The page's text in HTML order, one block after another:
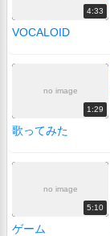
4:33
VOCALOID
no image
1:29
歌ってみた
no image
5:10
ゲーム